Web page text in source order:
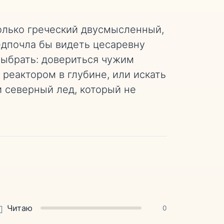
греческий двусмысленный,
бы видеть цесаревну
довериться чужим
в глубине, или искать
лед, который не
Читаю 0